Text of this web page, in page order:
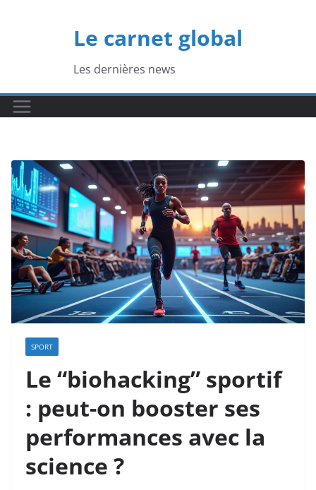
Le carnet global
Les dernières news
SPORT
Le “biohacking” sportif
: peut-on booster ses
performances avec la
science ?